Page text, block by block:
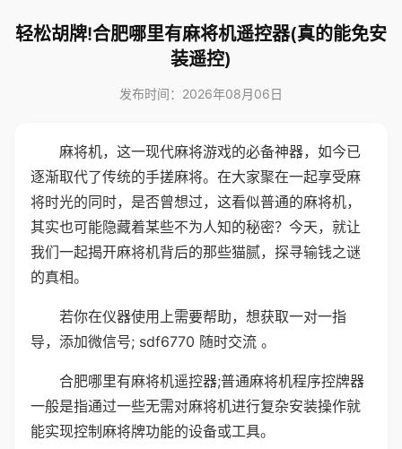
轻松胡牌!合肥哪里有麻将机遥控器(真的能免安
装遥控)
发布时间：2026年08月06日
麻将机，这一现代麻将游戏的必备神器，如今已
逐渐取代了传统的手搓麻将。在大家聚在一起享受麻
将时光的同时，是否曾想过，这看似普通的麻将机，
其实也可能隐藏着某些不为人知的秘密？今天，就让
我们一起揭开麻将机背后的那些猫腻，探寻输钱之谜
的真相。
若你在仪器使用上需要帮助，想获取一对一指
导，添加微信号; sdf6770 随时交流 。
合肥哪里有麻将机遥控器;普通麻将机程序控牌器
一般是指通过一些无需对麻将机进行复杂安装操作就
能实现控制麻将牌功能的设备或工具。